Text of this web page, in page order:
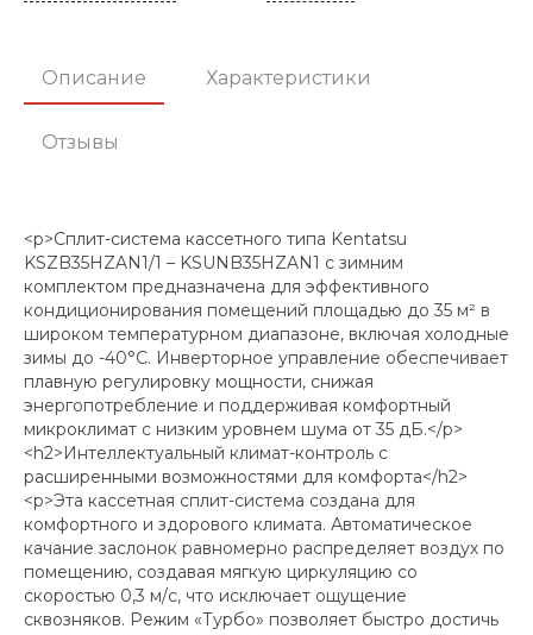
Описание Характеристики
Отзывы
<p>Сплит-система кассетного типа Kentatsu
KSZB35HZAN1/1 – KSUNB35HZAN1 с зимним
комплектом предназначена для эффективного
кондиционирования помещений площадью до 35 м² в
широком температурном диапазоне, включая холодные
зимы до -40°C. Инверторное управление обеспечивает
плавную регулировку мощности, снижая
энергопотребление и поддерживая комфортный
микроклимат с низким уровнем шума от 35 дБ.</p>
<h2>Интеллектуальный климат-контроль с
расширенными возможностями для комфорта</h2>
<p>Эта кассетная сплит-система создана для
комфортного и здорового климата. Автоматическое
качание заслонок равномерно распределяет воздух по
помещению, создавая мягкую циркуляцию со
скоростью 0,3 м/с, что исключает ощущение
сквозняков. Режим «Турбо» позволяет быстро достичь